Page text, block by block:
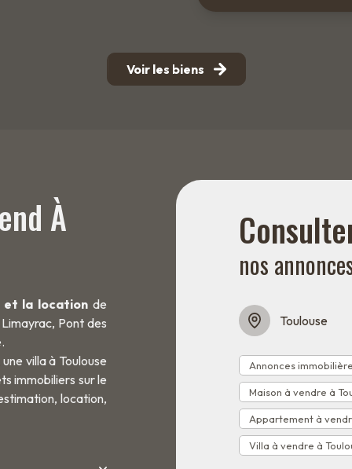
Voir les biens
nos
Toulouse
Annonces
Maison à vendre à
Appartement à
Villa à vendre à
À
et la location de
Pont des
villa à Toulouse
immobiliers sur le
location,